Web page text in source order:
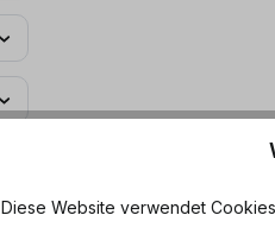
Diese Website verwendet